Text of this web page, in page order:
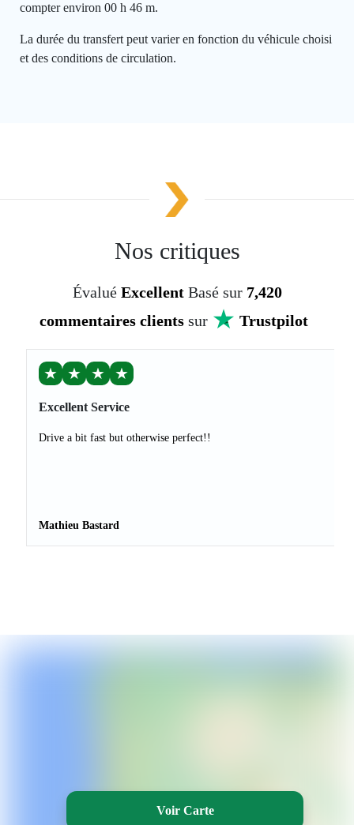
compter environ 00 h 46 m.
La durée du transfert peut varier en fonction du véhicule choisi
et des conditions de circulation.
Nos critiques
Évalué Excellent Basé sur 7,420
commentaires clients sur Trustpilot
★ ★ ★ ★
Excellent Service
Drive a bit fast but otherwise perfect!!
Mathieu Bastard
Voir Carte